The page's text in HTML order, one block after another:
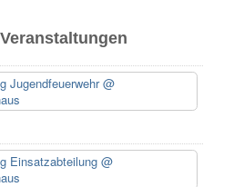
Jugendfeuerwehr@
Einsatzabteilung @